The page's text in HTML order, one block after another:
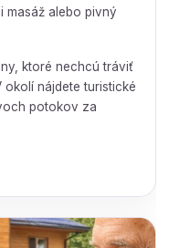
masáž alebo pivný
ktoré nechcú tráviť
okolí nájdete turistické
potokov za